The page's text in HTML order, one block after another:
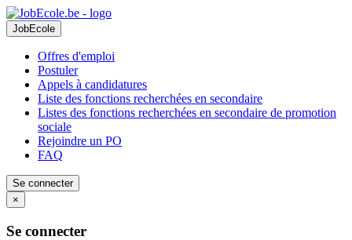
JobEcole
Offres d'emploi
Postuler
Appels à candidatures
Liste des fonctions recherchées en secondaire
Listes des fonctions recherchées en secondaire de promotion
sociale
Rejoindre un PO
FAQ
Se connecter
×
Se connecter